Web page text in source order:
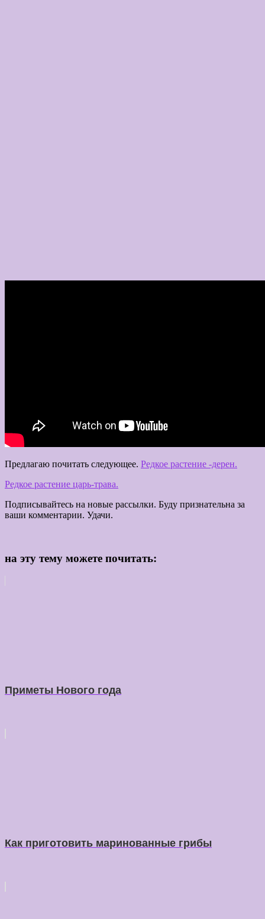
Предлагаю почитать следующее. Редкое растение -дерен.
Редкое растение царь-трава.
Подписывайтесь на новые рассылки. Буду признательна за
ваши комментарии. Удачи.
на эту тему можете почитать:
Приметы Нового года
Как приготовить маринованные грибы